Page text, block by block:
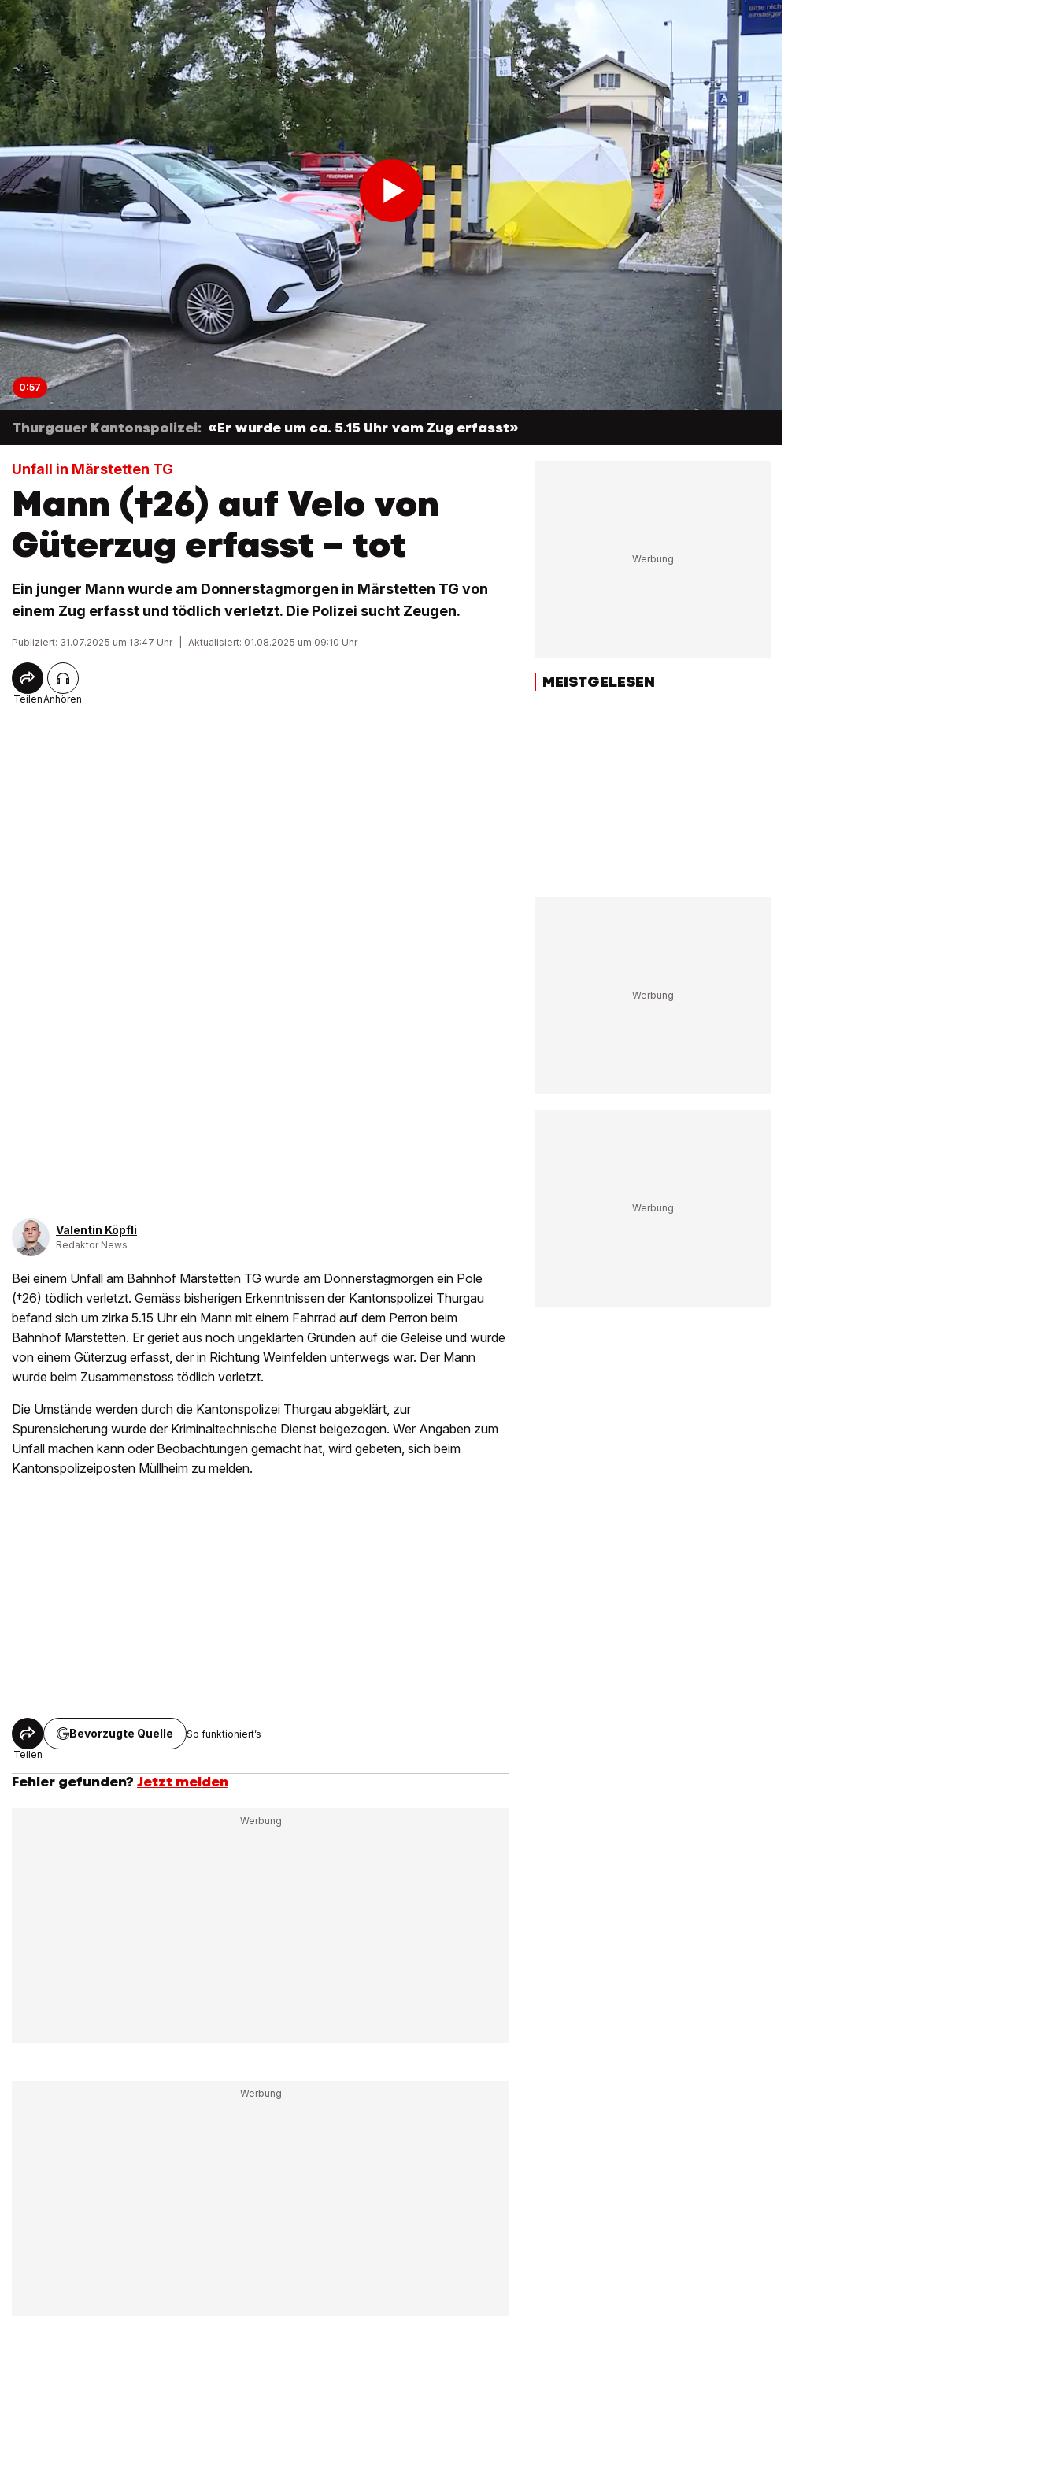
0:57
Thurgauer Kantonspolizei: «Er wurde um ca. 5.15 Uhr vom Zug erfasst»
Unfall in Märstetten TG
Mann (†26) auf Velo von
Güterzug erfasst – tot
Ein junger Mann wurde am Donnerstagmorgen in Märstetten TG von
einem Zug erfasst und tödlich verletzt. Die Polizei sucht Zeugen.
Publiziert: 31.07.2025 um 13:47 Uhr Aktualisiert: 01.08.2025 um 09:10 Uhr
TeilenAnhören
Valentin Köpfli
Redaktor News
Bei einem Unfall am Bahnhof Märstetten TG wurde am Donnerstagmorgen ein Pole
(†26) tödlich verletzt. Gemäss bisherigen Erkenntnissen der Kantonspolizei Thurgau
befand sich um zirka 5.15 Uhr ein Mann mit einem Fahrrad auf dem Perron beim
Bahnhof Märstetten. Er geriet aus noch ungeklärten Gründen auf die Geleise und wurde
von einem Güterzug erfasst, der in Richtung Weinfelden unterwegs war. Der Mann
wurde beim Zusammenstoss tödlich verletzt.
Die Umstände werden durch die Kantonspolizei Thurgau abgeklärt, zur
Spurensicherung wurde der Kriminaltechnische Dienst beigezogen. Wer Angaben zum
Unfall machen kann oder Beobachtungen gemacht hat, wird gebeten, sich beim
Kantonspolizeiposten Müllheim zu melden.
Teilen
Bevorzugte Quelle So funktioniert’s
Fehler gefunden? Jetzt melden
MEISTGELESEN